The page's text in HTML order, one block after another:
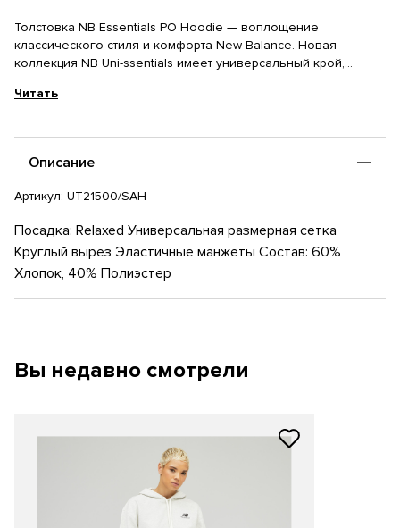
Толстовка NB Essentials PO Hoodie — воплощение
классического стиля и комфорта New Balance. Новая
коллекция NB Uni-ssentials имеет универсальный крой,
Вдохновленная классическими образами New Balance
незаменимыми на каждый день. Модель выполнена из
обеспечивают комфорт в повседневной жизни.
Читать
Описание
Артикул: UT21500/SAH
Посадка: Relaxed Универсальная размерная сетка
Круглый вырез Эластичные манжеты Состав: 60%
Хлопок, 40% Полиэстер
Вы недавно смотрели